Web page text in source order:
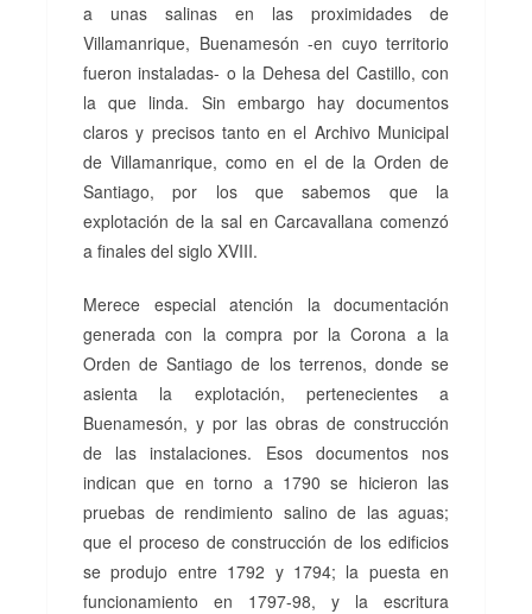
a unas salinas en las proximidades de
Villamanrique, Buenamesón -en cuyo territorio
fueron instaladas- o la Dehesa del Castillo, con
la que linda. Sin embargo hay documentos
claros y precisos tanto en el Archivo Municipal
de Villamanrique, como en el de la Orden de
Santiago, por los que sabemos que la
explotación de la sal en Carcavallana comenzó
a finales del siglo XVIII.
Merece especial atención la documentación
generada con la compra por la Corona a la
Orden de Santiago de los terrenos, donde se
asienta la explotación, pertenecientes a
Buenamesón, y por las obras de construcción
de las instalaciones. Esos documentos nos
indican que en torno a 1790 se hicieron las
pruebas de rendimiento salino de las aguas;
que el proceso de construcción de los edificios
se produjo entre 1792 y 1794; la puesta en
funcionamiento en 1797-98, y la escritura